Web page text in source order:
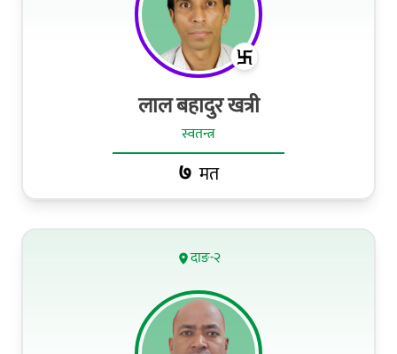
लाल बहादुर खत्री
स्वतन्त्र
७ मत
दाङ-२